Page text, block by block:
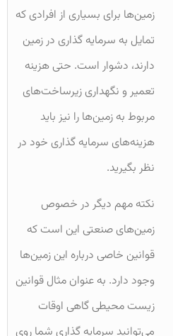
زمین‌ها برای بسیاری از افرادی که
تمایل به سرمایه گذاری در زمین
دارند، دشوار است. حتی هزینه
تعمیر و نگهداری زیرساخت‌های
مربوط به زمین‌ها را نیز باید
هزینه‌های سرمایه گذاری خود در
نظر بگیرید.
نکته مهم دیگر در خصوص
زمین‌های صنعتی این است که
قوانین خاصی درباره این زمین‌ها
وجود دارد. به عنوان مثال قوانین
زیست محیطی گاهی اوقات
می‌توانید سرمایه گذاری شما روی